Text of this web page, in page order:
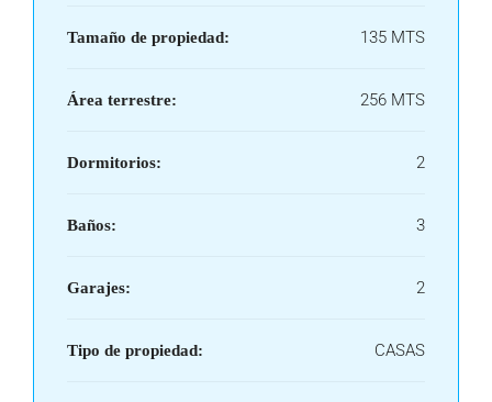
Tamaño de propiedad: 135 MTS
Área terrestre: 256 MTS
Dormitorios: 2
Baños: 3
Garajes: 2
Tipo de propiedad: CASAS